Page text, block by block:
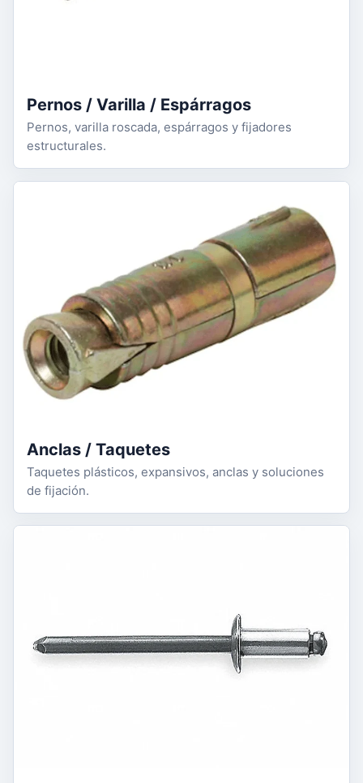
Pernos / Varilla / Espárragos
Pernos, varilla roscada, espárragos y fijadores
estructurales.
Anclas / Taquetes
Taquetes plásticos, expansivos, anclas y soluciones
de fijación.